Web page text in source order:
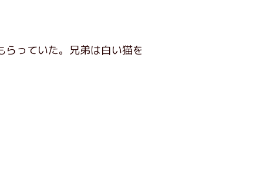
っていた。兄弟は白い猫を